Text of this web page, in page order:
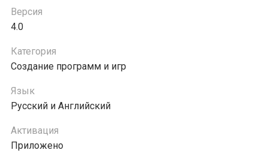
Версия
4.0
Категория
Создание программ и игр
Язык
Русский и Английский
Активация
Приложено